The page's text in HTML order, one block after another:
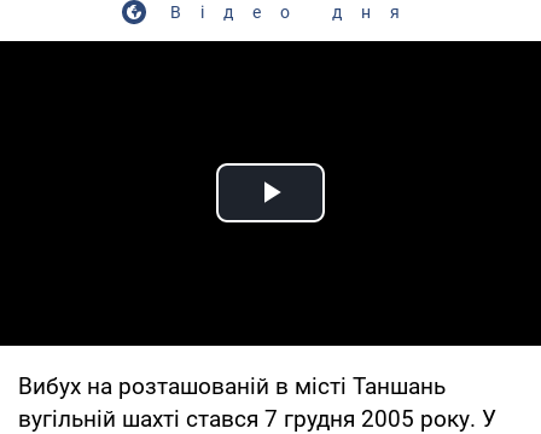
Відео дня
Play Video
Вибух на розташованій в місті Таншань
вугільній шахті стався 7 грудня 2005 року. У